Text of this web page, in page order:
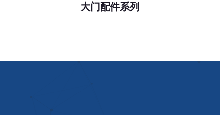
大门配件系列